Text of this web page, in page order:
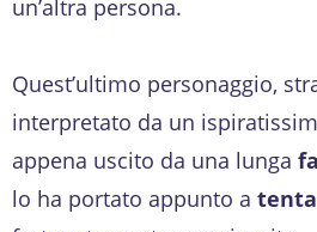
un’altra persona.
Quest’ultimo personaggio,
interpretato da un
appena uscito da una lunga
lo ha portato appunto a